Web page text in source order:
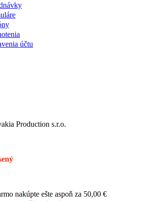
účtu
Production s.r.o.
nakúpte ešte aspoň za 50,00 €